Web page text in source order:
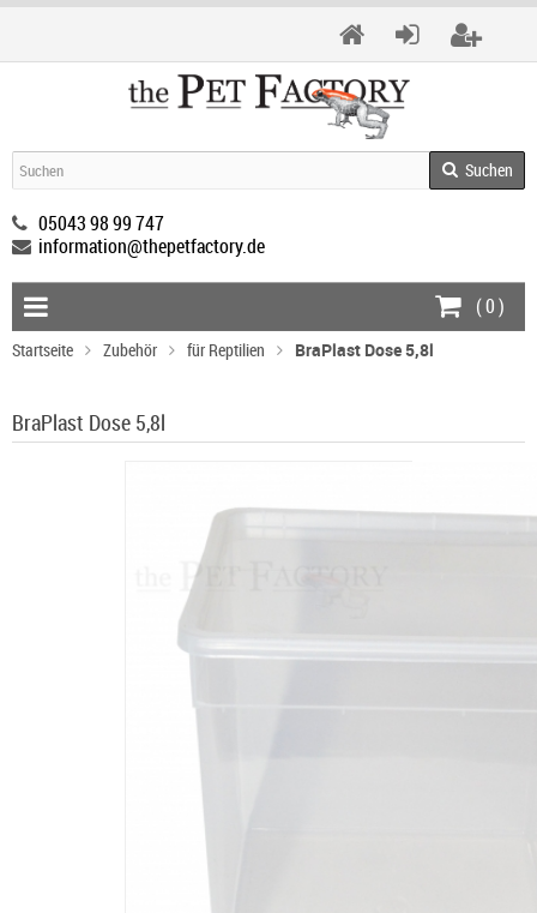
Suchen
05043 98 99 747
information@thepetfactory.de
(0)
Startseite Zubehör für Reptilien BraPlast Dose 5,8l
BraPlast Dose 5,8l